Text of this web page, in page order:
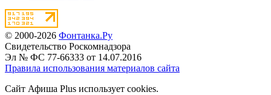
© 2000-2026 Фонтанка.Ру
Свидетельство Роскомнадзора
Эл № ФС 77-66333 от 14.07.2016
Правила использования материалов сайта
Сайт Афиша Plus использует cookies.